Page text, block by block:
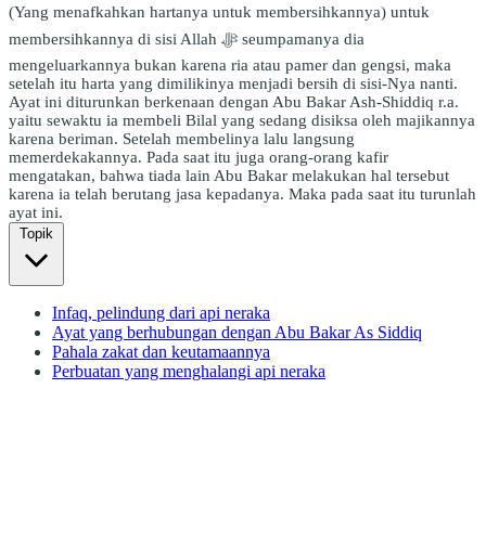
(Yang menafkahkan hartanya untuk membersihkannya) untuk
membersihkannya di sisi Allah ﷻ seumpamanya dia
mengeluarkannya bukan karena ria atau pamer dan gengsi, maka
setelah itu harta yang dimilikinya menjadi bersih di sisi-Nya nanti.
Ayat ini diturunkan berkenaan dengan Abu Bakar Ash-Shiddiq r.a.
yaitu sewaktu ia membeli Bilal yang sedang disiksa oleh majikannya
karena beriman. Setelah membelinya lalu langsung
memerdekakannya. Pada saat itu juga orang-orang kafir
mengatakan, bahwa tiada lain Abu Bakar melakukan hal tersebut
karena ia telah berutang jasa kepadanya. Maka pada saat itu turunlah
ayat ini.
Topik
Infaq, pelindung dari api neraka
Ayat yang berhubungan dengan Abu Bakar As Siddiq
Pahala zakat dan keutamaannya
Perbuatan yang menghalangi api neraka